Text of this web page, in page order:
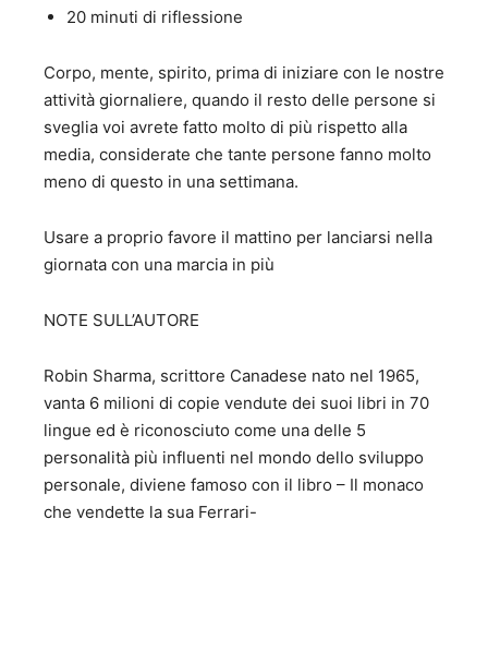
20 minuti di riflessione
Corpo, mente, spirito, prima di iniziare con le nostre
attività giornaliere, quando il resto delle persone si
sveglia voi avrete fatto molto di più rispetto alla
media, considerate che tante persone fanno molto
meno di questo in una settimana.
Usare a proprio favore il mattino per lanciarsi nella
giornata con una marcia in più
NOTE SULL’AUTORE
Robin Sharma, scrittore Canadese nato nel 1965,
vanta 6 milioni di copie vendute dei suoi libri in 70
lingue ed è riconosciuto come una delle 5
personalità più influenti nel mondo dello sviluppo
personale, diviene famoso con il libro – Il monaco
che vendette la sua Ferrari-